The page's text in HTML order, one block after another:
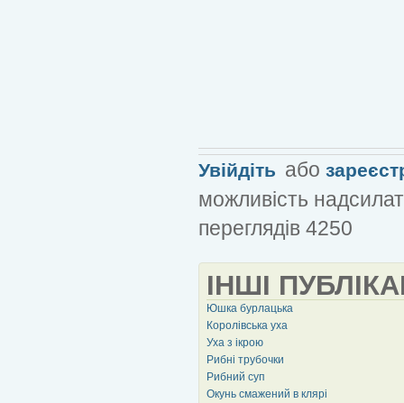
Увійдіть або
можливість
переглядів 4250
ІНШІ
Юшка бурлацька
Королівська уха
Уха з ікрою
Рибні трубочки
Рибний суп
Окунь смажений в клярі